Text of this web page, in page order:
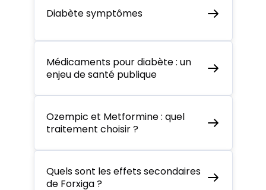
Diabète symptômes
Médicaments pour diabète : un
enjeu de santé publique
Ozempic et Metformine : quel
traitement choisir ?
Quels sont les effets secondaires
de Forxiga ?